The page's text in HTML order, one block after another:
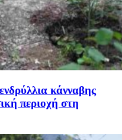
κάνναβης
περιοχή στη